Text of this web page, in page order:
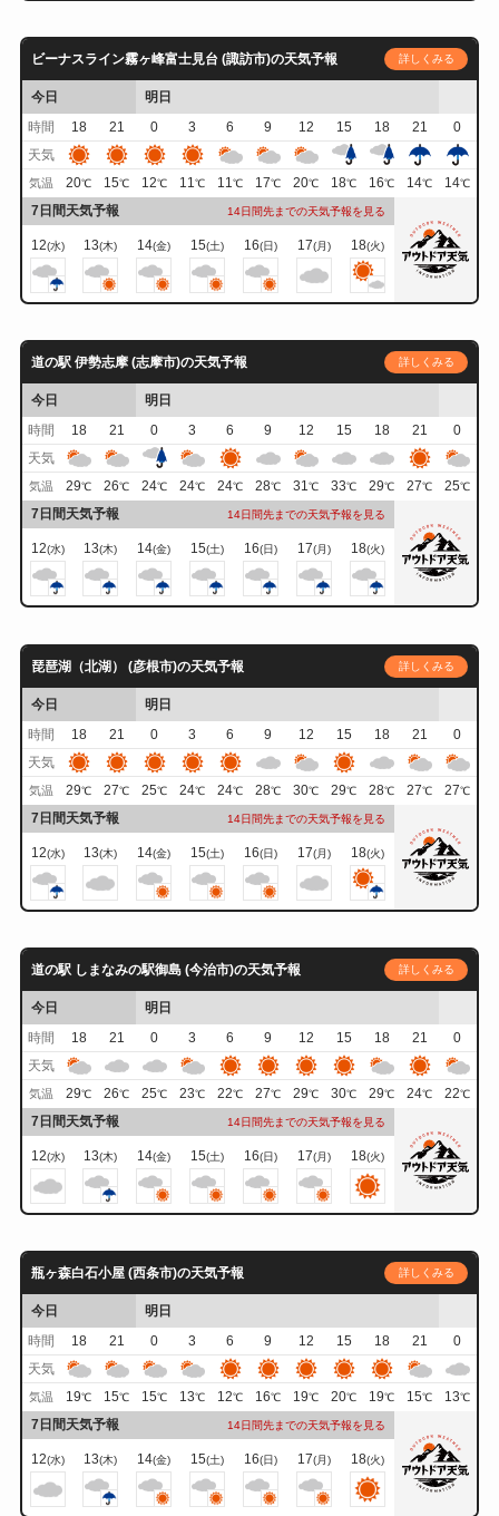
ビーナスライン霧ヶ峰富士見台 (諏訪市)の天気予報 詳しくみる
今日
明日
時間
18 21 0 3 6 9 12 15 18 21
0
天気
気温 20℃ 15℃ 12℃ 11℃ 11℃ 17℃ 20℃ 18℃ 16℃ 14℃ 14℃
7日間天気予報 14日間先までの天気予報を見る
12(水) 13(木) 14(金) 15(土) 16(日) 17(月) 18(火)
道の駅 伊勢志摩 (志摩市)の天気予報 詳しくみる
今日
明日
時間
18 21 0 3 6 9 12 15 18 21
0
天気
気温 29℃ 26℃ 24℃ 24℃ 24℃ 28℃ 31℃ 33℃ 29℃ 27℃ 25℃
7日間天気予報 14日間先までの天気予報を見る
12(水) 13(木) 14(金) 15(土) 16(日) 17(月) 18(火)
琵琶湖（北湖） (彦根市)の天気予報 詳しくみる
今日
明日
時間
18 21 0 3 6 9 12 15 18 21
0
天気
気温 29℃ 27℃ 25℃ 24℃ 24℃ 28℃ 30℃ 29℃ 28℃ 27℃ 27℃
7日間天気予報 14日間先までの天気予報を見る
12(水) 13(木) 14(金) 15(土) 16(日) 17(月) 18(火)
道の駅 しまなみの駅御島 (今治市)の天気予報 詳しくみる
今日
明日
時間
18 21 0 3 6 9 12 15 18 21
0
天気
気温 29℃ 26℃ 25℃ 23℃ 22℃ 27℃ 29℃ 30℃ 29℃ 24℃ 22℃
7日間天気予報 14日間先までの天気予報を見る
12(水) 13(木) 14(金) 15(土) 16(日) 17(月) 18(火)
瓶ヶ森白石小屋 (西条市)の天気予報 詳しくみる
今日
明日
時間
18 21 0 3 6 9 12 15 18 21
0
天気
気温 19℃ 15℃ 15℃ 13℃ 12℃ 16℃ 19℃ 20℃ 19℃ 15℃ 13℃
7日間天気予報 14日間先までの天気予報を見る
12(水) 13(木) 14(金) 15(土) 16(日) 17(月) 18(火)